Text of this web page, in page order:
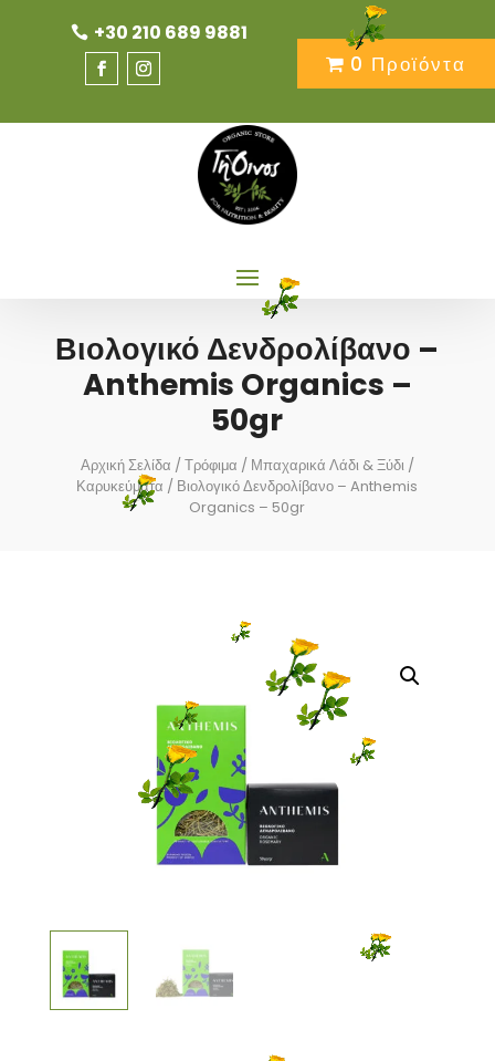
+30 210 689 9881
0 Προϊόντα
Βιολογικό Δενδρολίβανο –
Anthemis Organics –
50gr
Αρχική Σελίδα /Τρόφιμα / Μπαχαρικά Λάδι & Ξύδι/
Καρυκεύματα / Βιολογικό Δενδρολίβανο – Anthemis
Organics – 50gr